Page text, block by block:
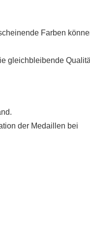
Farben
gleichbleibende
der Medaillen bei